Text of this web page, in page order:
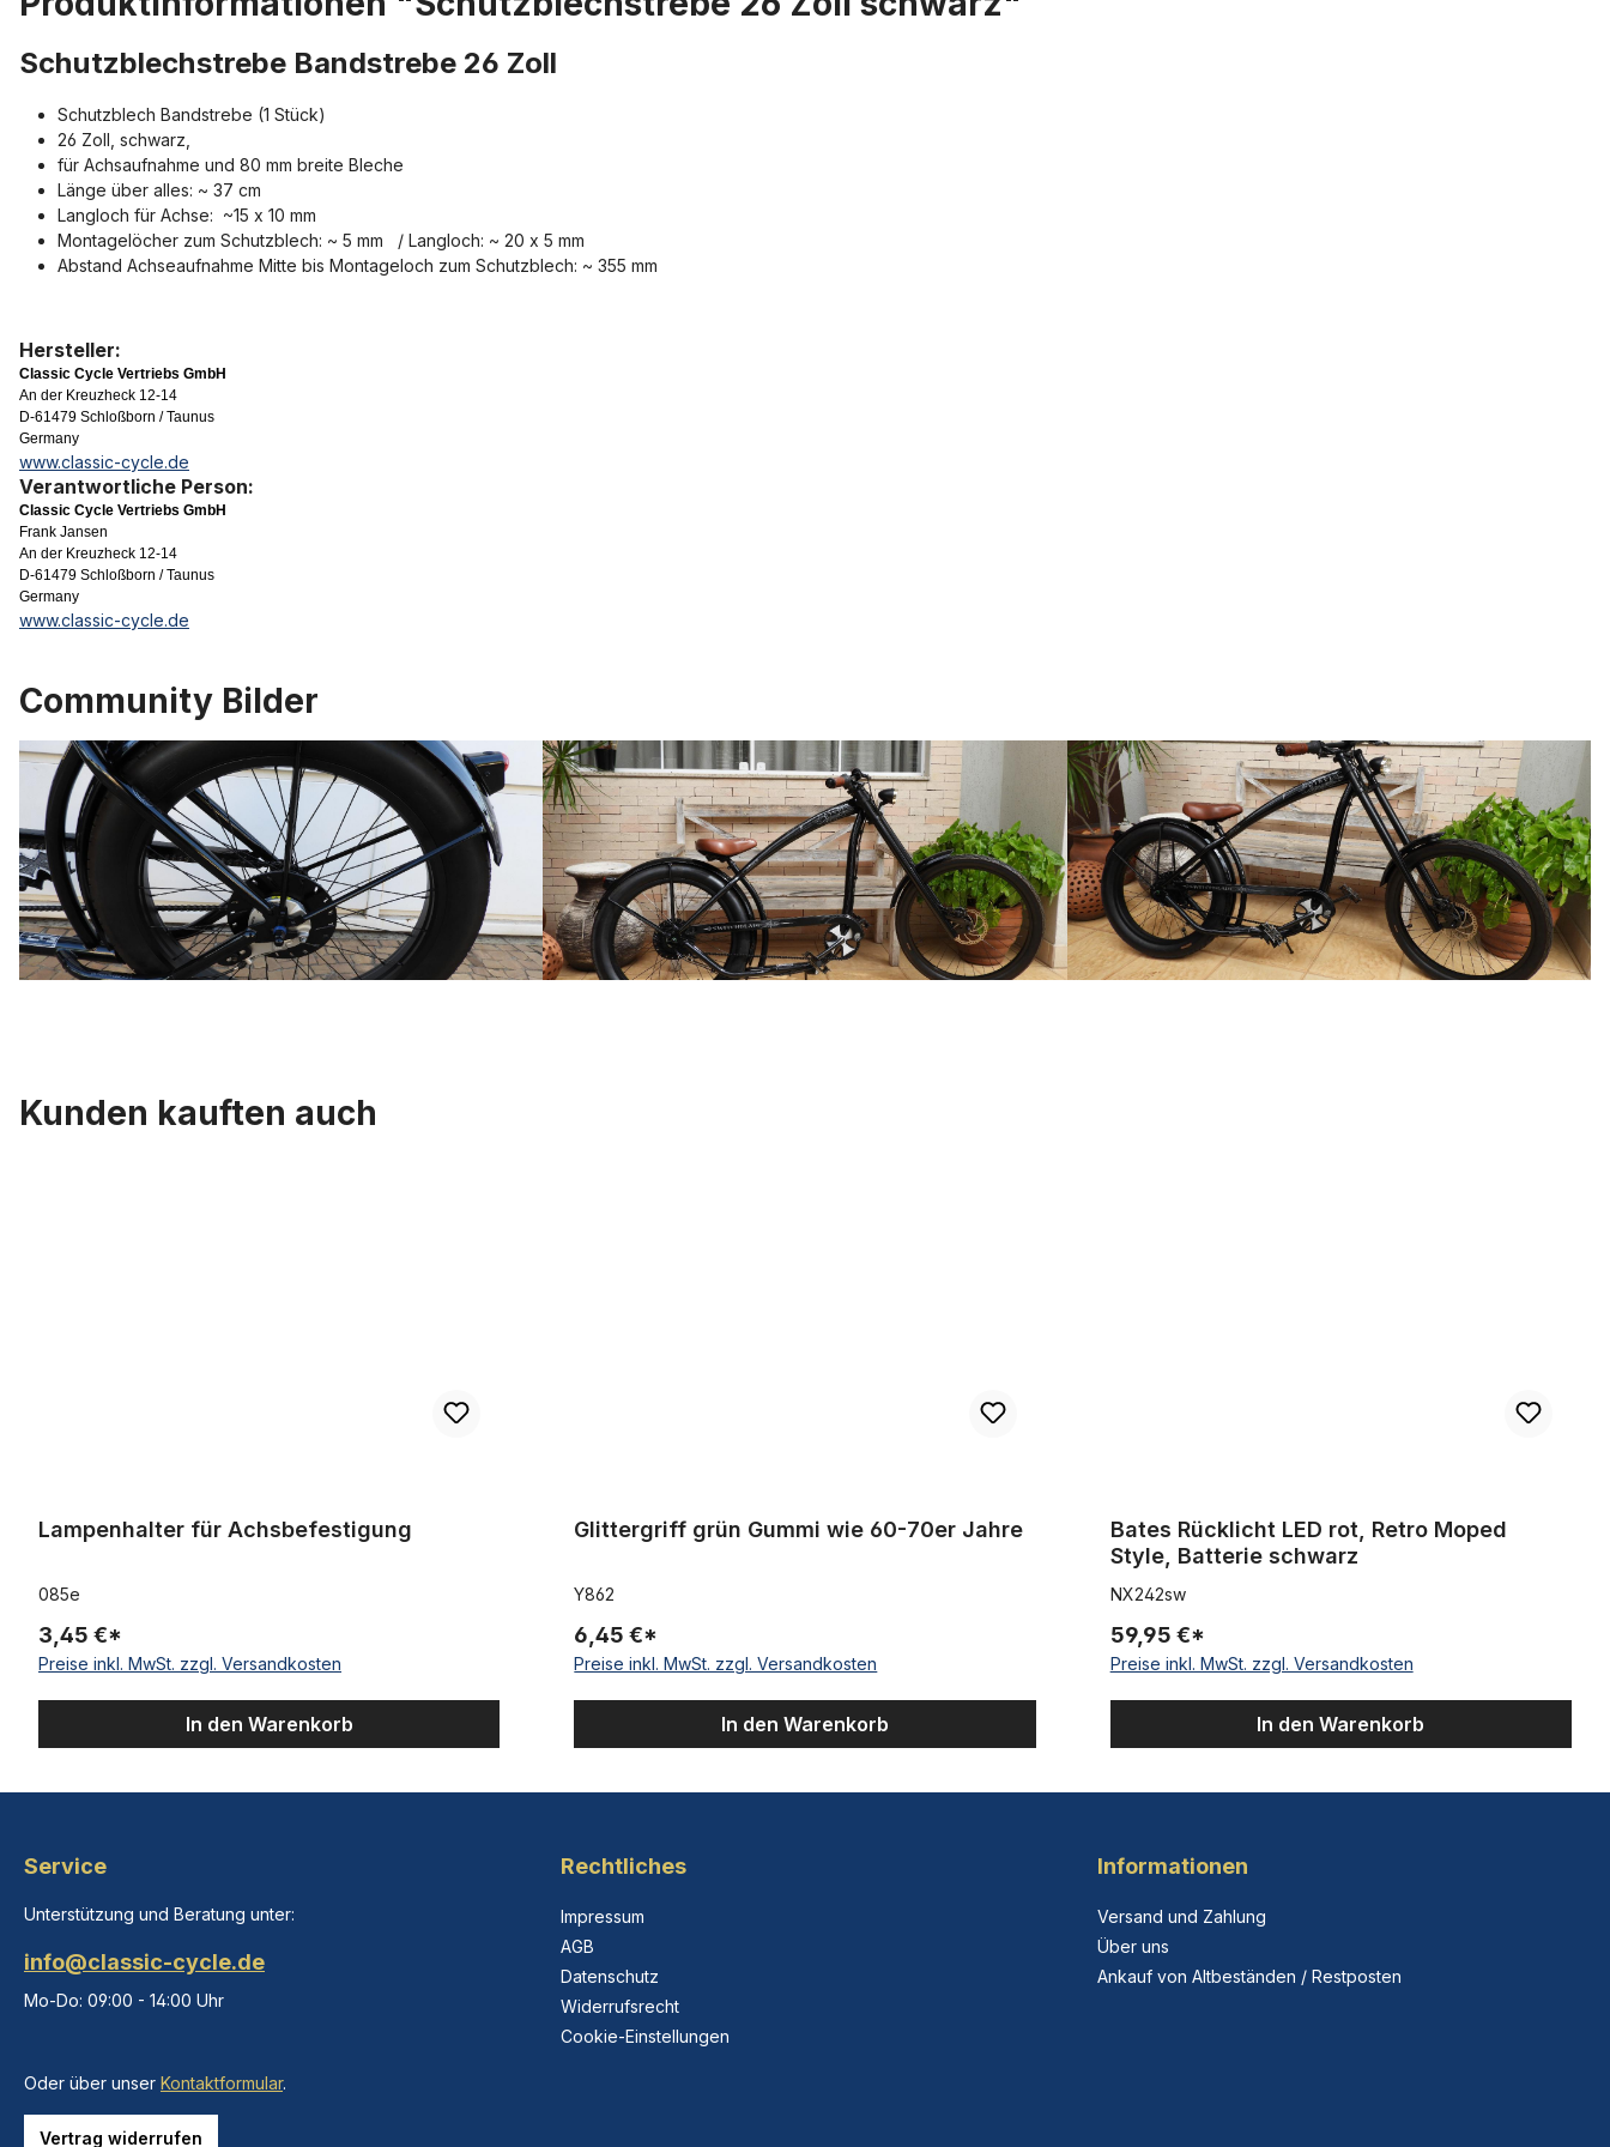
Schutzblechstrebe Bandstrebe 26 Zoll
Schutzblech Bandstrebe (1 Stück)
26 Zoll, schwarz,
für Achsaufnahme und 80 mm breite Bleche
Länge über alles: ~ 37 cm
Langloch für Achse: ~15 x 10 mm
Montagelöcher zum Schutzblech: ~ 5 mm / Langloch: ~ 20 x 5 mm
Abstand Achseaufnahme Mitte bis Montageloch zum Schutzblech: ~ 355 mm
Hersteller:
Classic Cycle Vertriebs GmbH
An der Kreuzheck 12-14
D-61479 Schloßborn / Taunus
Germany
www.classic-cycle.de
Verantwortliche Person:
Classic Cycle Vertriebs GmbH
Frank Jansen
An der Kreuzheck 12-14
D-61479 Schloßborn / Taunus
Germany
www.classic-cycle.de
Community Bilder
Kunden kauften auch
Lampenhalter für Achsbefestigung
085e
3,45 €*
Preise inkl. MwSt. zzgl. Versandkosten
In den Warenkorb
Glittergriff grün Gummi wie 60-70er Jahre
Y862
6,45 €*
Preise inkl. MwSt. zzgl. Versandkosten
In den Warenkorb
Bates Rücklicht LED rot, Retro Moped
Style, Batterie schwarz
NX242sw
59,95 €*
Preise inkl. MwSt. zzgl. Versandkosten
In den Warenkorb
Service
Unterstützung und Beratung unter:
info@classic-cycle.de
Mo-Do: 09:00 - 14:00 Uhr
Oder über unser Kontaktformular.
Vertrag widerrufen
Rechtliches
Impressum
AGB
Datenschutz
Widerrufsrecht
Cookie-Einstellungen
Informationen
Versand und Zahlung
Über uns
Ankauf von Altbeständen / Restposten